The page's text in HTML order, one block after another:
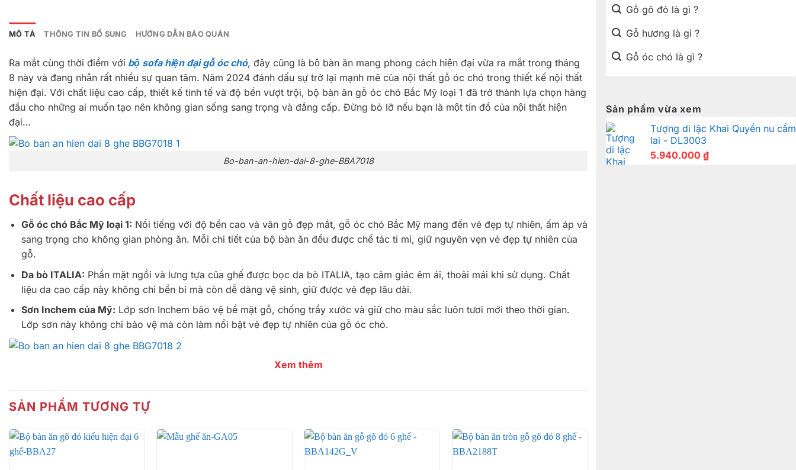
Gỗ gõ đỏ là gì ?
Gỗ hương là gì ?
Gỗ óc chó là gì ?
Sản phẩm vừa xem
Tượng di lặc Khai Quyển nu cẩm
lai - DL3003
5.940.000 ₫
MÔ TẢ THÔNG TIN BỔ SUNG HƯỚNG DẪN BẢO QUẢN
Ra mắt cùng thời điểm với bộ sofa hiện đại gỗ óc chó, đây cũng là bộ bàn ăn mang phong cách hiện đại vừa ra mắt trong tháng
8 này và đang nhận rất nhiều sự quan tâm. Năm 2024 đánh dấu sự trở lại mạnh mẽ của nội thất gỗ óc chó trong thiết kế nội thất
hiện đại. Với chất liệu cao cấp, thiết kế tinh tế và độ bền vượt trội, bộ bàn ăn gỗ óc chó Bắc Mỹ loại 1 đã trở thành lựa chọn hàng
đầu cho những ai muốn tạo nên không gian sống sang trọng và đẳng cấp. Đừng bỏ lỡ nếu bạn là một tín đồ của nội thất hiện
đại…
Bo-ban-an-hien-dai-8-ghe-BBA7018
Chất liệu cao cấp
Gỗ óc chó Bắc Mỹ loại 1: Nổi tiếng với độ bền cao và vân gỗ đẹp mắt, gỗ óc chó Bắc Mỹ mang đến vẻ đẹp tự nhiên, ấm áp và
sang trọng cho không gian phòng ăn. Mỗi chi tiết của bộ bàn ăn đều được chế tác tỉ mỉ, giữ nguyên vẹn vẻ đẹp tự nhiên của
gỗ.
Da bò ITALIA: Phần mặt ngồi và lưng tựa của ghế được bọc da bò ITALIA, tạo cảm giác êm ái, thoải mái khi sử dụng. Chất
liệu da cao cấp này không chỉ bền bỉ mà còn dễ dàng vệ sinh, giữ được vẻ đẹp lâu dài.
Sơn Inchem của Mỹ: Lớp sơn Inchem bảo vệ bề mặt gỗ, chống trầy xước và giữ cho màu sắc luôn tươi mới theo thời gian.
Lớp sơn này không chỉ bảo vệ mà còn làm nổi bật vẻ đẹp tự nhiên của gỗ óc chó.
Bo-ban-an-hien-dai-8-ghe-BBA7018
Thiết kế hiện đại, sang trọng
Bộ bàn ăn gỗ óc chó Bắc Mỹ loại 1 được thiết kế với phong cách hiện đại, tối giản nhưng không kém phần tinh tế. Các chi tiết
được gia công tỉ mỉ, từ chân bàn vững chắc đến các đường nét mềm mại của ghế, tất cả tạo nên một tổng thể hài hòa và sang
trọng.
Xem thêm
SẢN PHẨM TƯƠNG TỰ